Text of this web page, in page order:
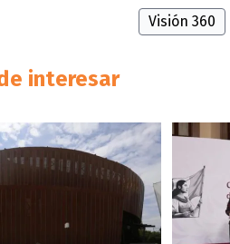
Visión 360
interesar